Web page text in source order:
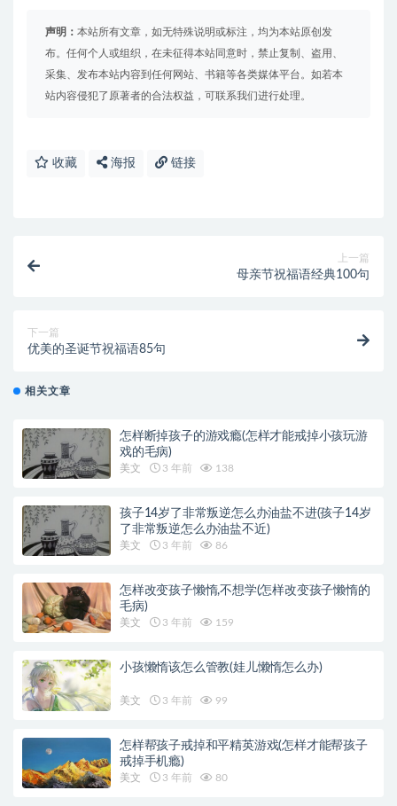
声明： 本站所有文章，如无特殊说明或标注，均为本站原创发
布。任何个人或组织，在未征得本站同意时，禁止复制、盗用、
采集、发布本站内容到任何网站、书籍等各类媒体平台。如若本
站内容侵犯了原著者的合法权益，可联系我们进行处理。
收藏 海报 链接
上一篇
母亲节祝福语经典100句
下一篇
优美的圣诞节祝福语85句
相关文章
怎样断掉孩子的游戏瘾(怎样才能戒掉小孩玩游
戏的毛病)
美文 3 年前 138
孩子14岁了非常叛逆怎么办油盐不进(孩子14岁
了非常叛逆怎么办油盐不近)
美文 3 年前 86
怎样改变孩子懒惰,不想学(怎样改变孩子懒惰的
毛病)
美文 3 年前 159
小孩懒惰该怎么管教(娃儿懒惰怎么办)
美文 3 年前 99
怎样帮孩子戒掉和平精英游戏(怎样才能帮孩子
戒掉手机瘾)
美文 3 年前 80